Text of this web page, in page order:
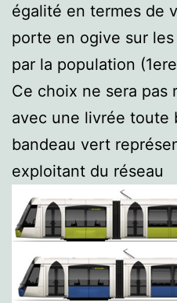
égalité en termes de
porte en ogive sur
par la population
Ce choix ne sera pas
avec une livrée toute
bandeau vert
exploitant du réseau